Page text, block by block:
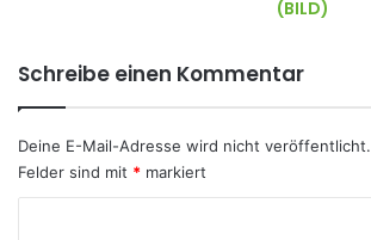
(BILD)
Schreibe einen Kommentar
Deine E-Mail-Adresse wird nicht veröffentlicht.
Felder sind mit * markiert